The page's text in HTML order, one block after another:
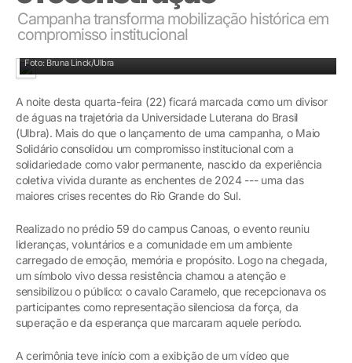
Campanha transforma mobilização histórica em
compromisso institucional
Foto: Bruna Linck/Ulbra
A noite desta quarta-feira (22) ficará marcada como um divisor
de águas na trajetória da Universidade Luterana do Brasil
(Ulbra). Mais do que o lançamento de uma campanha, o Maio
Solidário consolidou um compromisso institucional com a
solidariedade como valor permanente, nascido da experiência
coletiva vivida durante as enchentes de 2024 --- uma das
maiores crises recentes do Rio Grande do Sul.
Realizado no prédio 59 do campus Canoas, o evento reuniu
lideranças, voluntários e a comunidade em um ambiente
carregado de emoção, memória e propósito. Logo na chegada,
um símbolo vivo dessa resistência chamou a atenção e
sensibilizou o público: o cavalo Caramelo, que recepcionava os
participantes como representação silenciosa da força, da
superação e da esperança que marcaram aquele período.
A cerimônia teve início com a exibição de um vídeo que